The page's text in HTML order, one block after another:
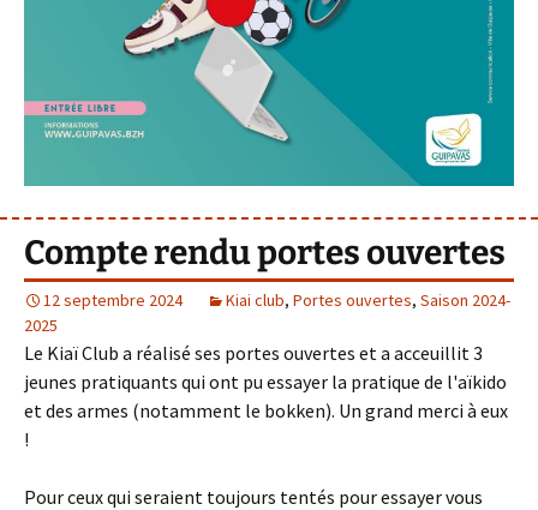
Compte rendu portes ouvertes
12 septembre 2024 Kiai club, Portes ouvertes, Saison 2024-
2025
Le Kiaï Club a réalisé ses portes ouvertes et a acceuillit 3
jeunes pratiquants qui ont pu essayer la pratique de l'aïkido
et des armes (notamment le bokken). Un grand merci à eux
!
Pour ceux qui seraient toujours tentés pour essayer vous